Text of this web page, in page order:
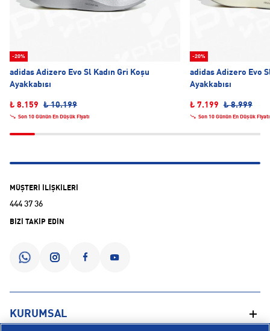
-20%
adidas Adizero Evo Sl Kadın Gri Koşu
Ayakkabısı
₺ 8.159 ₺ 10.199
Son 10 Günün En Düşük Fiyatı
-20%
adidas Adizero Evo
Ayakkabısı
₺ 7.199 ₺ 8.999
Son 10 Günün En Düşük Fiyatı
MÜŞTERİ İLİŞKİLERİ
444 37 36
BİZİ TAKİP EDİN
KURUMSAL